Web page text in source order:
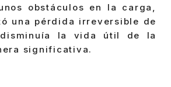
obstáculos en la carga,
una pérdida irreversible de
la vida útil de la
significativa.